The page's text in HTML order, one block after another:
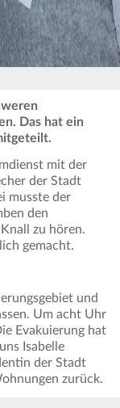
Das hat ein
mit der
der Stadt
musste der
den
zu hören.
gemacht.
und
Um acht Uhr
Evakuierung hat
Isabelle
der Stadt
zurück.